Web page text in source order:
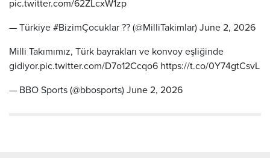
pic.twitter.com/62ZLcxW1zp
— Türkiye #BizimÇocuklar ?? (@MilliTakimlar) June 2, 2026
Milli Takımımız, Türk bayrakları ve konvoy eşliğinde
gidiyor.pic.twitter.com/D7o12Ccqo6 https://t.co/0Y74gtCsvL
— BBO Sports (@bbosports) June 2, 2026